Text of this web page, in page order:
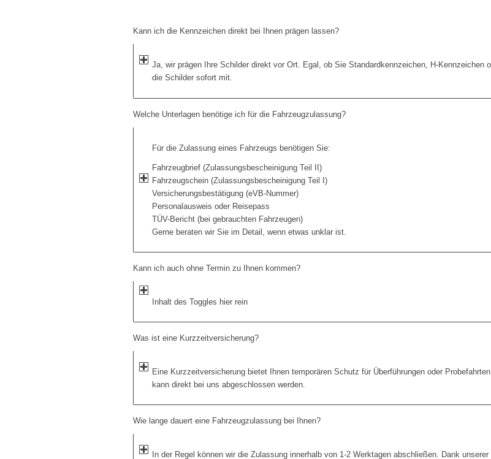
Kann ich die Kennzeichen direkt bei Ihnen prägen lassen?
Ja, wir prägen Ihre Schilder direkt vor Ort. Egal, ob Sie Standardkennzeichen, H-Kennzeichen
die Schilder sofort mit.
Welche Unterlagen benötige ich für die Fahrzeugzulassung?
Für die Zulassung eines Fahrzeugs benötigen Sie:
Fahrzeugbrief (Zulassungsbescheinigung Teil II)
Fahrzeugschein (Zulassungsbescheinigung Teil I)
Versicherungsbestätigung (eVB-Nummer)
Personalausweis oder Reisepass
TÜV-Bericht (bei gebrauchten Fahrzeugen)
Gerne beraten wir Sie im Detail, wenn etwas unklar ist.
Kann ich auch ohne Termin zu Ihnen kommen?
Inhalt des Toggles hier rein
Was ist eine Kurzzeitversicherung?
Eine Kurzzeitversicherung bietet Ihnen temporären Schutz für Überführungen oder
kann direkt bei uns abgeschlossen werden.
Wie lange dauert eine Fahrzeugzulassung bei Ihnen?
In der Regel können wir die Zulassung innerhalb von 1-2 Werktagen abschließen. Dank